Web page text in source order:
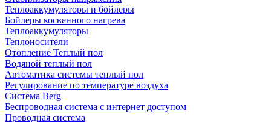
Теплоаккумуляторы и бойлеры
Бойлеры косвенного нагрева
Теплоаккумуляторы
Теплоносители
Отопление Теплый пол
Водяной теплый пол
Автоматика системы теплый пол
Регулирование по температуре воздуха
Система Berg
Беспроводная система с интернет доступом
Проводная система